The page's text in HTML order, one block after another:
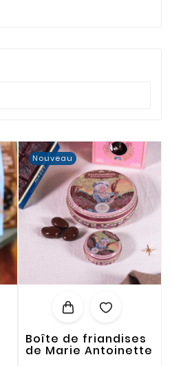
Nouveau
Boîte de friandises
de Marie Antoinette